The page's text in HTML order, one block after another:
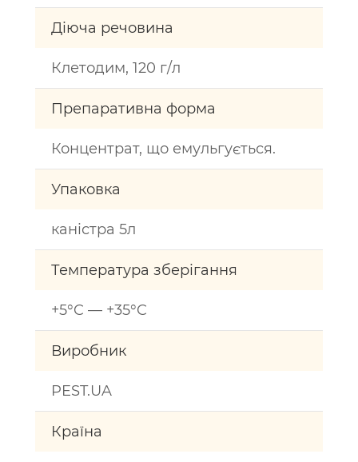
Діюча речовина
Клетодим, 120 г/л
Препаративна форма
Концентрат, що емульгується.
Упаковка
каністра 5л
Температура зберігання
+5°C — +35°C
Виробник
PEST.UA
Країна